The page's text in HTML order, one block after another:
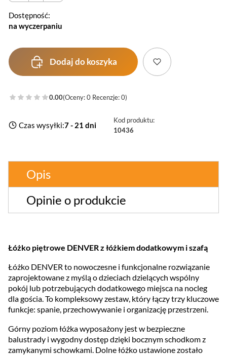
Dostępność:
na wyczerpaniu
Dodaj do koszyka
0.00(Oceny: 0 Recenzje: 0)
Czas wysyłki:7 - 21 dni
Kod produktu:
10436
Opis
Opinie o produkcie
Łóżko piętrowe DENVER z łóżkiem dodatkowym i szafą
Łóżko DENVER to nowoczesne i funkcjonalne rozwiązanie
zaprojektowane z myślą o dzieciach dzielących wspólny
pokój lub potrzebujących dodatkowego miejsca na nocleg
dla gościa. To kompleksowy zestaw, który łączy trzy kluczowe
funkcje: spanie, przechowywanie i organizację przestrzeni.
Górny poziom łóżka wyposażony jest w bezpieczne
balustrady i wygodny dostęp dzięki bocznym schodkom z
zamykanymi schowkami. Dolne łóżko ustawione zostało